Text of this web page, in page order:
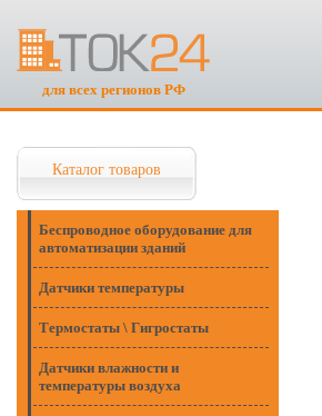
для всех регионов РФ
Каталог товаров
Беспроводное оборудование для
автоматизации зданий
Датчики температуры
Термостаты \ Гигростаты
Датчики влажности и
температуры воздуха